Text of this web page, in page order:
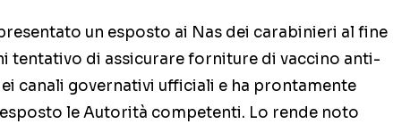
un esposto ai Nas dei carabinieri al fine
tentativo di assicurare forniture di vaccino anti-
canali governativi ufficiali e ha prontamente
le Autorità competenti. Lo rende noto